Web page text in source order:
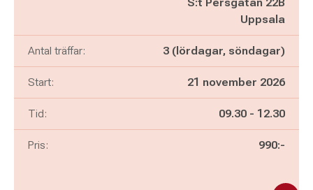
Uppsala
Antal träffar: 3 (lördagar, söndagar)
Start: 21 november 2026
Tid: Pågår mellan
09.30 - och
12.30
Pris: 990:-